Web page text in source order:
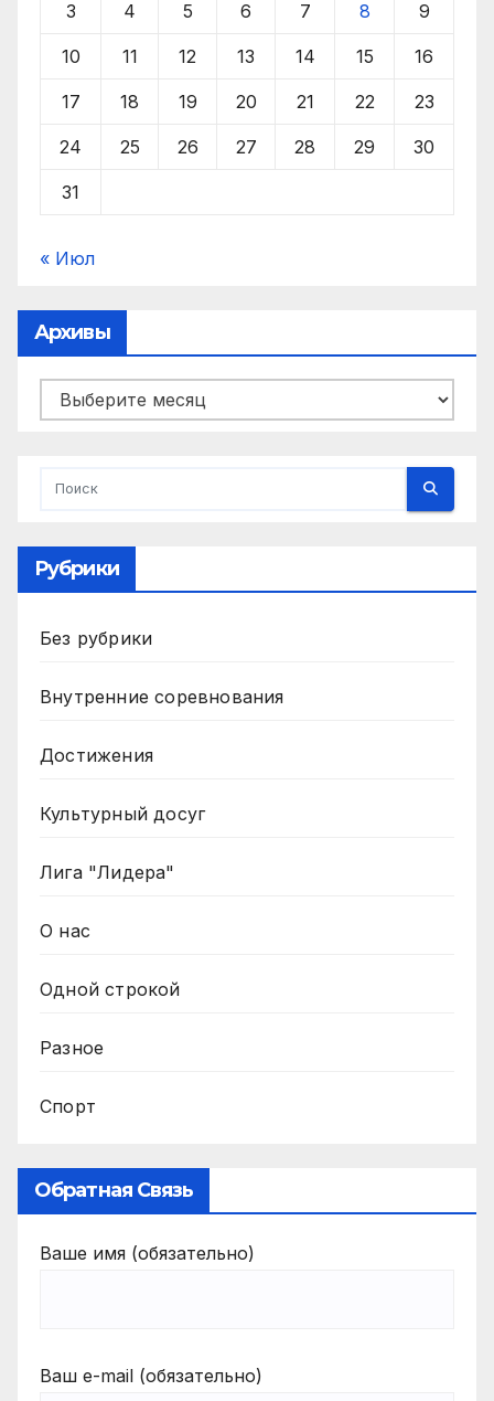
3 4 5 6 7 8 9
10 11 12 13 14 15 16
17 18 19 20 21 22 23
24 25 26 27 28 29 30
31
« Июл
Архивы
Архивы
Рубрики
Без рубрики
Внутренние соревнования
Достижения
Культурный досуг
Лига "Лидера"
О нас
Одной строкой
Разное
Спорт
Обратная Связь
Ваше имя (обязательно)
Ваш e-mail (обязательно)